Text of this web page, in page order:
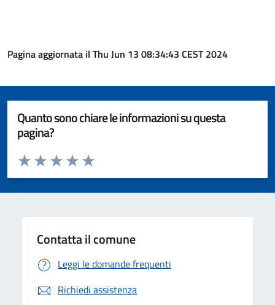
Pagina aggiornata il Thu Jun 13 08:34:43 CEST 2024
Quanto sono chiare le informazioni su questa
pagina?
Valuta da 1 a 5 stelle la pagina
Valuta 5 stelle su 5
Valuta 4 stelle su 5
Valuta 3 stelle su 5
Valuta 2 stelle su 5
Valuta 1 stelle su 5
Contatta il comune
Leggi le domande frequenti
Richiedi assistenza